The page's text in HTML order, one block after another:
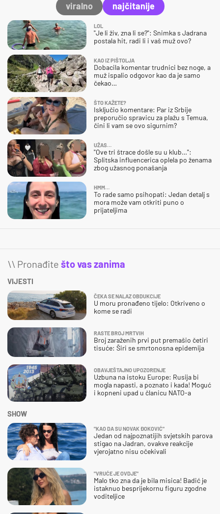
viralno najčitanije
LOL
"Je li živ, zna li se?": Snimka s Jadrana
postala hit, radi li i vaš muž ovo?
KAO IZ PIŠTOLJA
Dobacila komentar trudnici bez noge, a
muž ispalio odgovor kao da je samo
čekao…
ŠTO KAŽETE?
Isključio komentare: Par iz Srbije
preporučio spravicu za plažu s Temua,
čini li vam se ovo sigurnim?
UŽAS…
"Ove tri štrace došle su u klub…":
Splitska influencerica oplela po ženama
zbog užasnog ponašanja
HMM…
To rade samo psihopati: Jedan detalj s
mora može vam otkriti puno o
prijateljima
\\ Pronađite što vas zanima
VIJESTI
ČEKA SE NALAZ OBDUKCIJE
U moru pronađeno tijelo: Otkriveno o
kome se radi
RASTE BROJ MRTVIH
Broj zaraženih prvi put premašio četiri
tisuće: Širi se smrtonosna epidemija
OBAVJEŠTAJNO UPOZORENJE
Uzbuna na istoku Europe: Rusija bi
mogla napasti, a poznato i kada! Moguć
i kopneni upad u članicu NATO-a
SHOW
"KAO DA SU NOVAK ĐOKOVIĆ"
Jedan od najpoznatijih svjetskih parova
stigao na Jadran, ovakve reakcije
vjerojatno nisu očekivali
"VRUĆE JE OVDJE"
Malo tko zna da je bila misica! Badić je
istaknuo besprijekornu figuru zgodne
voditeljice